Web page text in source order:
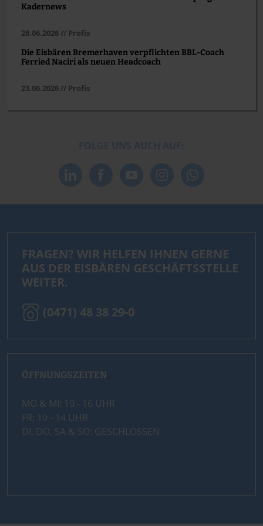
Kadernews
28.06.2026 // Profis
Die Eisbären Bremerhaven verpflichten BBL-Coach
Ferried Naciri als neuen Headcoach
23.06.2026 // Profis
FRAGEN? WIR HELFEN IHNEN GERNE
AUS DER EISBÄREN GESCHÄFTSSTELLE
WEITER.
(0471) 48 38 29-0
ÖFFNUNGSZEITEN
MO & MI: 10 - 16 UHR
FR: 10 - 14 UHR
DI, DO, SA & SO: GESCHLOSSEN